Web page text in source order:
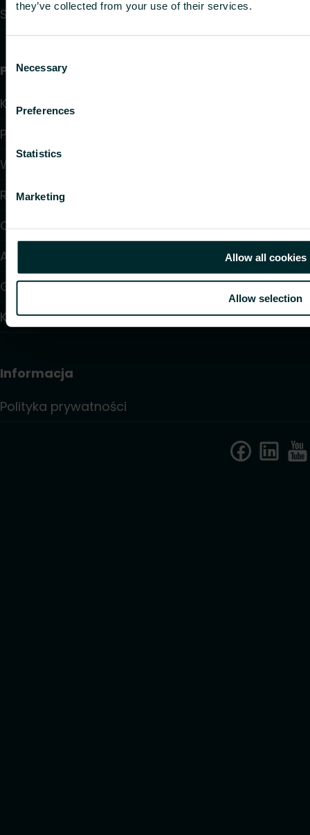
they’ve collected from your use of their services.
Selection
Necessary
Preferences
Statistics
Marketing
Allow all cookies
Allow selection
Systemy instalacyjne
Przydatne linki
Kalkulatory doboru produktów
Pliki do pobrania
Wsparcie
Rozwiązania
O nas
Artykuły
Gdzie kupić
Kontakt
Informacja
Polityka prywatności